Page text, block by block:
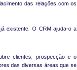
das relações com os
existente. O CRM ajuda-o a
clientes, prospecção e o
das diversas áreas que se